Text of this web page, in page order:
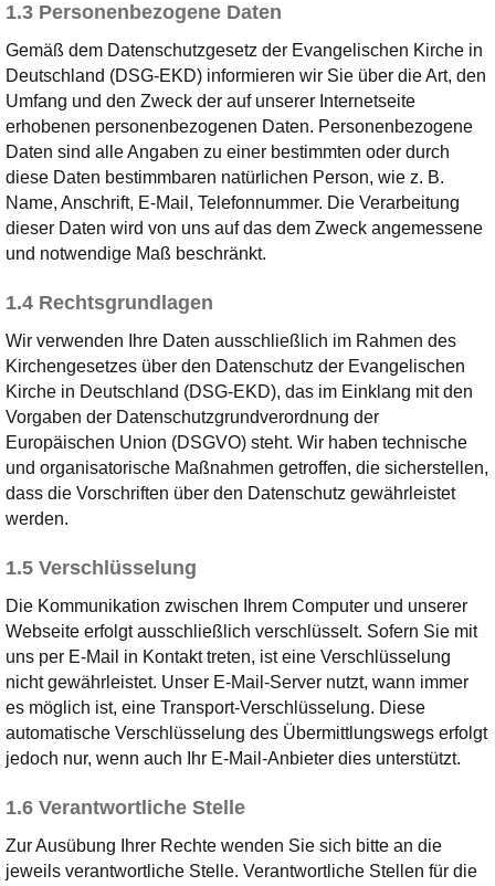
1.3 Personenbezogene Daten
Gemäß dem Datenschutzgesetz der Evangelischen Kirche in
Deutschland (DSG-EKD) informieren wir Sie über die Art, den
Umfang und den Zweck der auf unserer Internetseite
erhobenen personenbezogenen Daten. Personenbezogene
Daten sind alle Angaben zu einer bestimmten oder durch
diese Daten bestimmbaren natürlichen Person, wie z. B.
Name, Anschrift, E-Mail, Telefonnummer. Die Verarbeitung
dieser Daten wird von uns auf das dem Zweck angemessene
und notwendige Maß beschränkt.
1.4 Rechtsgrundlagen
Wir verwenden Ihre Daten ausschließlich im Rahmen des
Kirchengesetzes über den Datenschutz der Evangelischen
Kirche in Deutschland (DSG-EKD), das im Einklang mit den
Vorgaben der Datenschutzgrundverordnung der
Europäischen Union (DSGVO) steht. Wir haben technische
und organisatorische Maßnahmen getroffen, die sicherstellen,
dass die Vorschriften über den Datenschutz gewährleistet
werden.
1.5 Verschlüsselung
Die Kommunikation zwischen Ihrem Computer und unserer
Webseite erfolgt ausschließlich verschlüsselt. Sofern Sie mit
uns per E-Mail in Kontakt treten, ist eine Verschlüsselung
nicht gewährleistet. Unser E-Mail-Server nutzt, wann immer
es möglich ist, eine Transport-Verschlüsselung. Diese
automatische Verschlüsselung des Übermittlungswegs erfolgt
jedoch nur, wenn auch Ihr E-Mail-Anbieter dies unterstützt.
1.6 Verantwortliche Stelle
Zur Ausübung Ihrer Rechte wenden Sie sich bitte an die
jeweils verantwortliche Stelle. Verantwortliche Stellen für die